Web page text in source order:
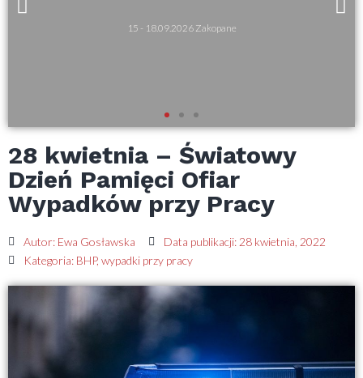
15 - 18.09.2026 Zakopane
28 kwietnia – Światowy
Dzień Pamięci Ofiar
Wypadków przy Pracy
Autor: Ewa Gosławska Data publikacji: 28 kwietnia, 2022
Kategoria: BHP, wypadki przy pracy